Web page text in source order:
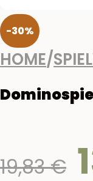
-30%
HOME/
19,83€